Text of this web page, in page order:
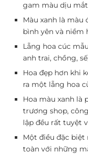
gam màu dịu
Màu xanh là màu
bình yên và niềm
Lẵng hoa cúc
anh trai, chồng,
Hoa đẹp hơn khi
ra một lẵng hoa
Hoa màu xanh là
trương shop,
lập đều rất tuyệt
Một điều đặc biệt
toàn với những